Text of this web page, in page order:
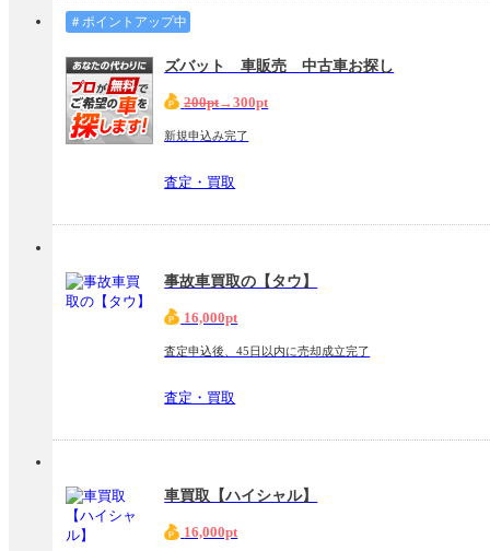
＃ポイントアップ中
ズバット 車販売 中古車お探し
200pt→300pt
新規申込み完了
査定・買取
事故車買取の【タウ】
16,000pt
査定申込後、45日以内に売却成立完了
査定・買取
車買取【ハイシャル】
16,000pt